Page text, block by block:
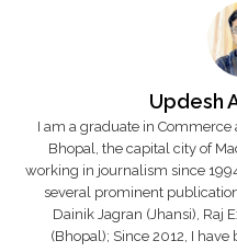
Updesh
I am a graduate in Commerce
Bhopal, the capital city of
working in journalism since
several prominent
Dainik Jagran (Jhansi), Raj
(Bhopal); Since 2012, I